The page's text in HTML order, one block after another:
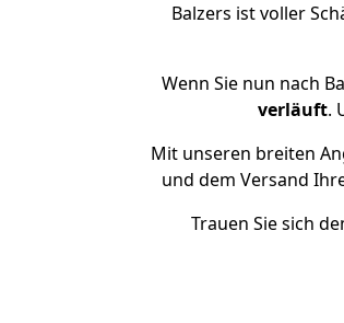
Balzers ist voller
Wenn Sie nun nach
verläuft.
Mit unseren breiten
und dem Versand
Trauen Sie sich